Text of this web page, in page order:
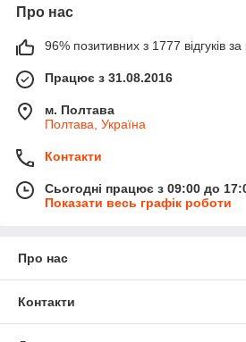
Про нас
96% позитивних з 1777 відгуків за
Працює з 31.08.2016
м. Полтава
Полтава, Україна
Контакти
Сьогодні працює з 09:00 до
Показати весь графік роботи
Про нас
Контакти